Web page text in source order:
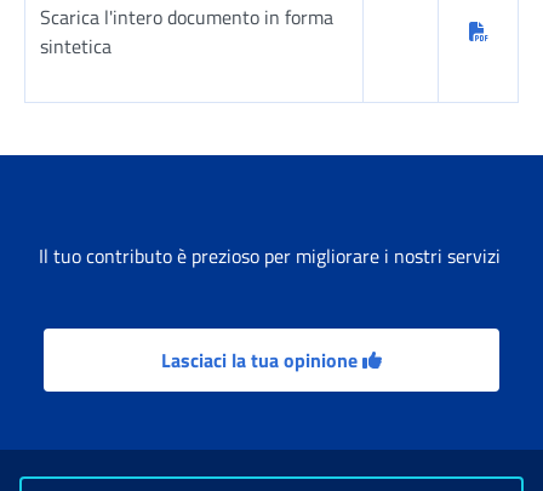
Scarica l'intero documento in forma
sintetica
Il tuo contributo è prezioso per migliorare i nostri servizi
Lasciaci la tua opinione